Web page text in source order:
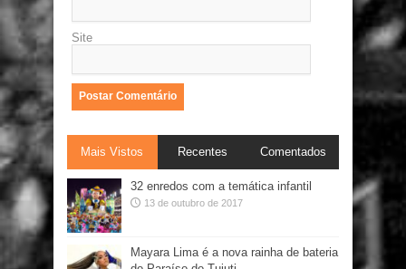
Site
Mais Vistos Recentes Comentados
32 enredos com a temática infantil
13 de outubro de 2017
Mayara Lima é a nova rainha de bateria